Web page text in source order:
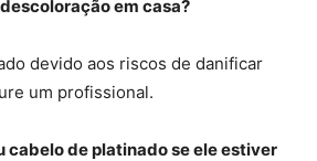
em casa?
devido aos riscos de danificar
um profissional.
cabelo de platinado se ele estiver